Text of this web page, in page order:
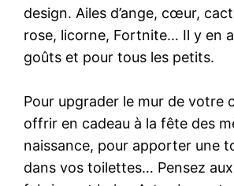
design. Ailes d’ange, cœur,
rose, licorne, Fortnite… Il y en
goûts et pour tous les petits.
Pour upgrader le mur de votre
offrir en cadeau à la fête des
naissance, pour apporter une
dans vos toilettes… Pensez